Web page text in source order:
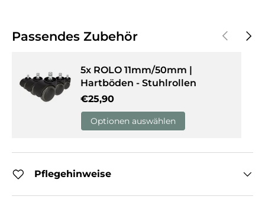
Passendes Zubehör Vorherige
5x ROLO 11mm/50mm |
Hartböden - Stuhlrollen
Normaler Preis
€25,90
Optionen auswählen
Pflegehinweise